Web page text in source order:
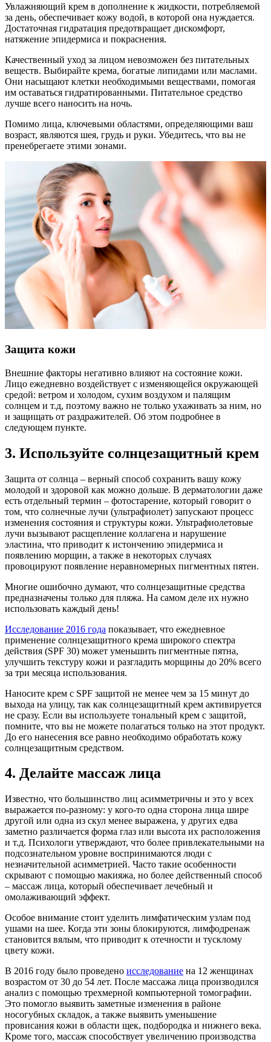
Увлажняющий крем в дополнение к жидкости, потребляемой
за день, обеспечивает кожу водой, в которой она нуждается.
Достаточная гидратация предотвращает дискомфорт,
натяжение эпидермиса и покраснения.
Качественный уход за лицом невозможен без питательных
веществ. Выбирайте крема, богатые липидами или маслами.
Они насыщают клетки необходимыми веществами, помогая
им оставаться гидратированными. Питательное средство
лучше всего наносить на ночь.
Помимо лица, ключевыми областями, определяющими ваш
возраст, являются шея, грудь и руки. Убедитесь, что вы не
пренебрегаете этими зонами.
Защита кожи
Внешние факторы негативно влияют на состояние кожи.
Лицо ежедневно воздействует с изменяющейся окружающей
средой: ветром и холодом, сухим воздухом и палящим
солнцем и т.д, поэтому важно не только ухаживать за ним, но
и защищать от раздражителей. Об этом подробнее в
следующем пункте.
3. Используйте солнцезащитный крем
Защита от солнца – верный способ сохранить вашу кожу
молодой и здоровой как можно дольше. В дерматологии даже
есть отдельный термин – фотостарение, который говорит о
том, что солнечные лучи (ультрафиолет) запускают процесс
изменения состояния и структуры кожи. Ультрафиолетовые
лучи вызывают расщепление коллагена и нарушение
эластина, что приводит к истончению эпидермиса и
появлению морщин, а также в некоторых случаях
провоцируют появление неравномерных пигментных пятен.
Многие ошибочно думают, что солнцезащитные средства
предназначены только для пляжа. На самом деле их нужно
использовать каждый день!
Исследование 2016 года показывает, что ежедневное
применение солнцезащитного крема широкого спектра
действия (SPF 30) может уменьшить пигментные пятна,
улучшить текстуру кожи и разгладить морщины до 20% всего
за три месяца использования.
Наносите крем с SPF защитой не менее чем за 15 минут до
выхода на улицу, так как солнцезащитный крем активируется
не сразу. Если вы используете тональный крем с защитой,
помните, что вы не можете полагаться только на этот продукт.
До его нанесения все равно необходимо обработать кожу
солнцезащитным средством.
4. Делайте массаж лица
Известно, что большинство лиц асимметричны и это у всех
выражается по-разному: у кого-то одна сторона лица шире
другой или одна из скул менее выражена, у других едва
заметно различается форма глаз или высота их расположения
и т.д. Психологи утверждают, что более привлекательными на
подсознательном уровне воспринимаются люди с
незначительной асимметрией. Часто такие особенности
скрывают с помощью макияжа, но более действенный способ
– массаж лица, который обеспечивает лечебный и
омолаживающий эффект.
Особое внимание стоит уделить лимфатическим узлам под
ушами на шее. Когда эти зоны блокируются, лимфодренаж
становится вялым, что приводит к отечности и тусклому
цвету кожи.
В 2016 году было проведено исследование на 12 женщинах
возрастом от 30 до 54 лет. После массажа лица производился
анализ с помощью трехмерной компьютерной томографии.
Это помогло выявить заметные изменения в районе
носогубных складок, а также выявить уменьшение
провисания кожи в области щек, подбородка и нижнего века.
Кроме того, массаж способствует увеличению производства